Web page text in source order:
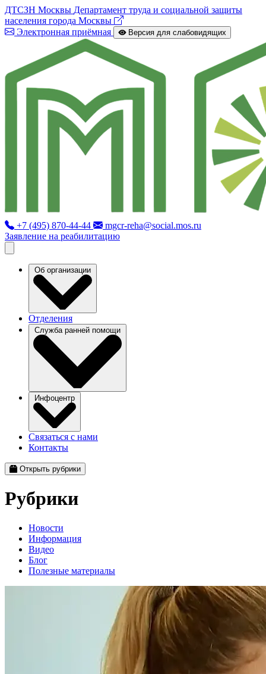
ДТСЗН Москвы Департамент труда и социальной защиты
населения города Москвы
Электронная приёмная
Версия для слабовидящих
+7 (495) 870-44-44
mgcr-reha@social.mos.ru
Заявление на реабилитацию
Об организации
Отделения
Служба ранней помощи
Инфоцентр
Связаться с нами
Контакты
Открыть рубрики
Рубрики
Новости
Информация
Видео
Блог
Полезные материалы